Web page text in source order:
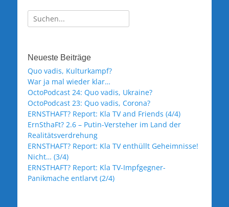
Suche
nach:
Neueste Beiträge
Quo vadis, Kulturkampf?
War ja mal wieder klar…
OctoPodcast 24: Quo vadis, Ukraine?
OctoPodcast 23: Quo vadis, Corona?
ERNSTHAFT? Report: Kla TV and Friends (4/4)
ErnSthaFt? 2.6 – Putin-Versteher im Land der
Realitätsverdrehung
ERNSTHAFT? Report: Kla TV enthüllt Geheimnisse!
Nicht… (3/4)
ERNSTHAFT? Report: Kla TV-Impfgegner-
Panikmache entlarvt (2/4)